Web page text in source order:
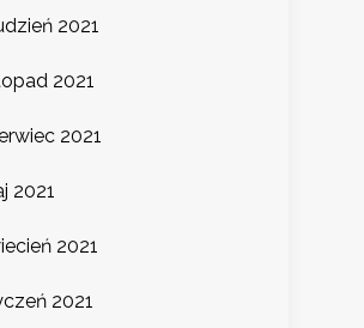
2021
2021
2021
2021
2021
2021